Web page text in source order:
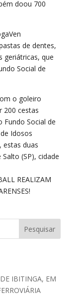
doou 700
de dentes,
geriátricas, que
Social de
o goleiro
200 cestas
Fundo Social de
Idosos
estas duas
(SP), cidade
IBITINGA, EM